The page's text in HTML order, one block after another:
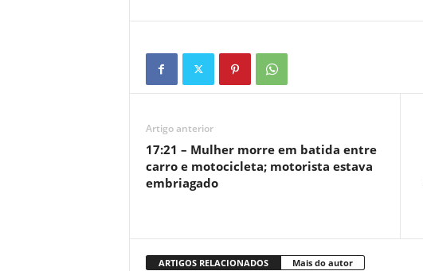
Artigo anterior
17:21 – Mulher morre em batida entre
carro e motocicleta; motorista estava
embriagado
ARTIGOS RELACIONADOS Mais do autor